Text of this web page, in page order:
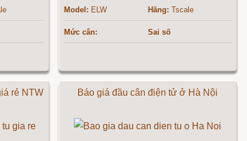
Model: ELW Hãng: Tscale
Mức cân: Sai số
rẻ NTW
Báo giá đầu cân điện tử ở Hà Nội